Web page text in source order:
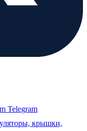
Telegram
крышки,